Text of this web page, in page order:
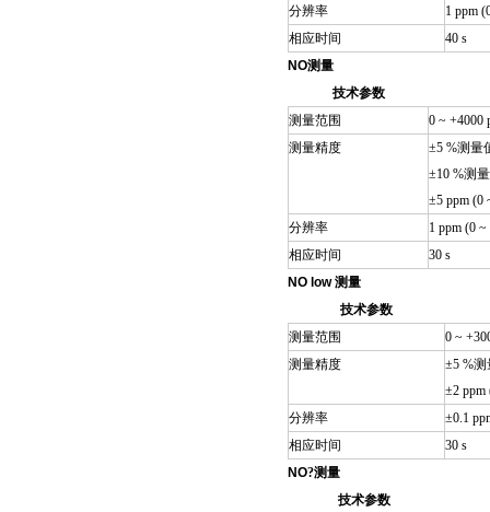
分辨率
1 ppm
相应时间
40 s
NO测量
技术参数
测量范围
0 ~ +4000
测量精度
±5 %测量
±10 %测
±5 ppm (0
分辨率
1 ppm (0
相应时间
30 s
NO low测量
技术参数
测量范围
0 ~
测量精度
±5 %测
±2 ppm
分辨率
±0.1
相应时间
30 s
NO?测量
技术参数